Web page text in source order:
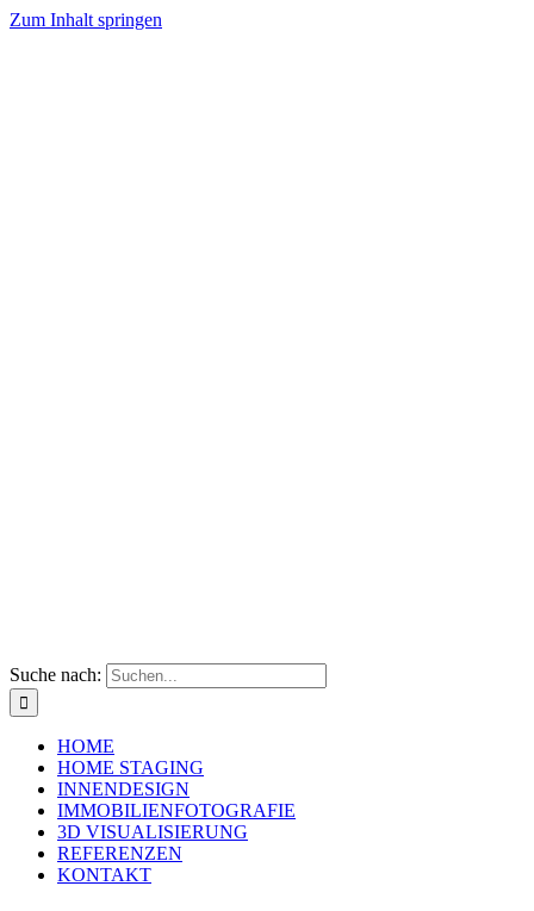
Zum Inhalt springen
Suche nach:
HOME
HOME STAGING
INNENDESIGN
IMMOBILIENFOTOGRAFIE
3D VISUALISIERUNG
REFERENZEN
KONTAKT